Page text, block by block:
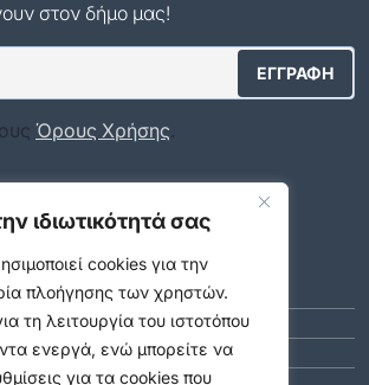
ιδιωτικότητά σας
cookies για την
πλοήγησης των χρηστών.
τη λειτουργία του ιστοτόπου
ενεργά, ενώ μπορείτε να
για τα cookies που
στον δήμο μας!
Όρους Χρήσης.
(9)